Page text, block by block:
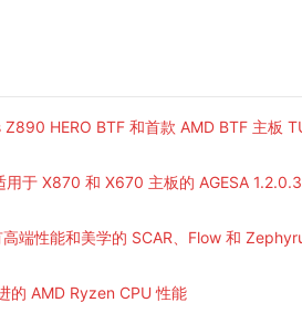
HERO BTF 和首款 AMD BTF 主板
于 X870 和 X670 主板的 AGESA 1.2.0.3
端性能和美学的 SCAR、Flow 和
的 AMD Ryzen CPU 性能